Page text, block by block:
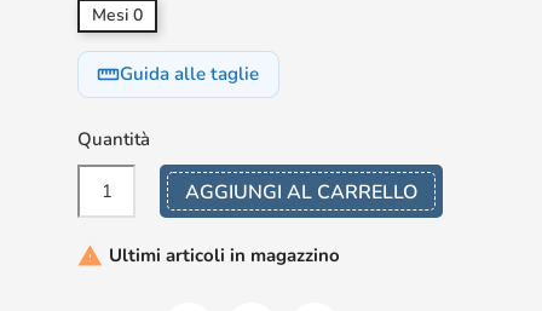
Mesi 0
straightenGuida alle taglie
Quantità
AGGIUNGI AL CARRELLO
 Ultimi articoli in magazzino